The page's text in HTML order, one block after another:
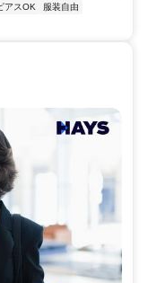
アスOK
服装自由